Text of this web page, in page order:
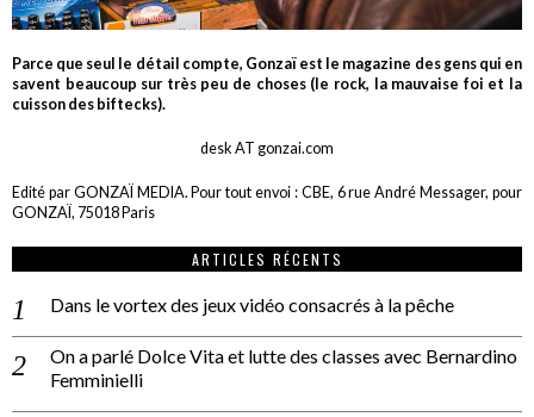
Parce que seul le détail compte, Gonzaï est le magazine des gens qui en
savent beaucoup sur très peu de choses (le rock, la mauvaise foi et la
cuisson des biftecks).
desk AT gonzai.com
Edité par GONZAÏ MEDIA. Pour tout envoi : CBE, 6 rue André Messager, pour
GONZAÏ, 75018 Paris
ARTICLES RÉCENTS
Dans le vortex des jeux vidéo consacrés à la pêche
On a parlé Dolce Vita et lutte des classes avec Bernardino
Femminielli